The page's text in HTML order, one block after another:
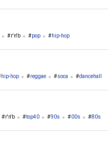
r'n'b pop hip-hop
hip-hop reggae soca dancehall
r'n'b top40 90s 00s 80s